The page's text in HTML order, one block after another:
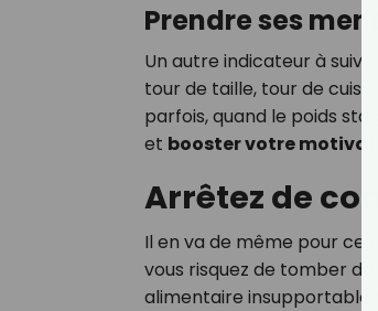
Prendre ses
Un autre indicateur à
tour de taille, tour de
parfois, quand le poids
et booster votre
Arrêtez de
Il en va de même pour
vous risquez de tomber
alimentaire insupportable